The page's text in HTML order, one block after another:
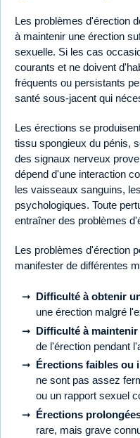
Les problèmes d'érection
à maintenir une érection
sexuelle. Si les cas
courants et ne doivent
fréquents ou persistants
santé sous-jacent qui
Les érections se
tissu spongieux du pénis,
des signaux nerveux
dépend d'une interaction
les vaisseaux sanguins,
psychologiques. Toute
entraîner des problèmes
Les problèmes d'érection
manifester de différentes
Difficulté à obtenir
une érection malgré
Difficulté à
de l'érection pendant
Érections faibles ou
ne sont pas assez
ou un rapport sexuel
Érections
rare, mais grave